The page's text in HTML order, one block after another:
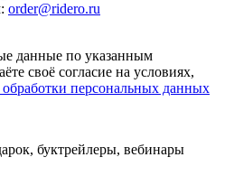
: order@ridero.ru
данные по указанным
своё согласие на условиях,
персональных данных
буктрейлеры, вебинары